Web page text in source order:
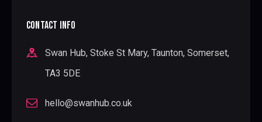
CONTACT INFO
Swan Hub, Stoke St Mary, Taunton, Somerset,
TA3 5DE
hello@swanhub.co.uk